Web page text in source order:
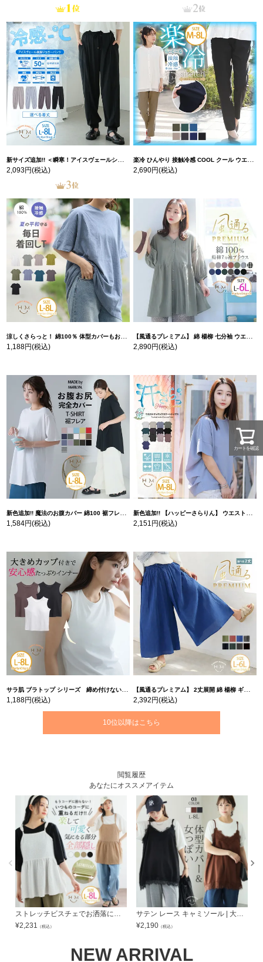
新サイズ追加!! ＜瞬寒！アイスヴェールシリーズ＞ 美脚 ジョガーパンツ 【ウェストゴム】 【ストレッチ】 | 大きいサイズの通販ならハッピーマリリン
2,093円(税込)
楽冷 ひんやり 接触冷感 COOL クール ウエストゴム 楽ちん ストレッチ 美脚 レギパン 【ストレッチ】 | 大きいサイズの通販ならハッピーマリリン
2,690円(税込)
涼しくさらっと！ 綿100％ 体型カバーもお洒落も叶える 風合いコットン ゆるシルエット ドルマン | 大きいサイズの通販ならハッピーマリリン
1,188円(税込)
【風通るプレミアム】 綿 楊柳 七分袖 ウエストギャザー ブラウス | 大きいサイズの通販ならハッピーマリリン
2,890円(税込)
新色追加!! 魔法のお腹カバー 綿100 裾フレア Tシャツ | 大きいサイズの通販ならハッピーマリリン
1,584円(税込)
新色追加!! 【ハッピーさらりん】 ウエストタック入り スッキリ魅せ コクーントップス | 大きいサイズの通販ならハッピーマリリン
2,151円(税込)
サラ肌 ブラトップ シリーズ 締め付けない リブ タンクトップ | 大きいサイズの通販ならハッピーマリリン
1,188円(税込)
【風通るプレミアム】 2丈展開 綿 楊柳 ギャザー フレア スカンツ 【ウェストゴム】 | 大きいサイズの通販ならハッピーマリリン
2,392円(税込)
10位以降はこちら
閲覧履歴
あなたにオススメアイテム
ストレッチビスチェでお洒落にウエスト痩せ!! 紐リボンペプラム ビスチェ【着瘦せアイテム】 | 大きいサイズの通販ならハッピーマリリン
¥2,231 （税込）
サテン レース キャミソール | 大きいサイズの通販ならハッピーマリリン
¥2,190 （税込）
NEW ARRIVAL
カートを確認